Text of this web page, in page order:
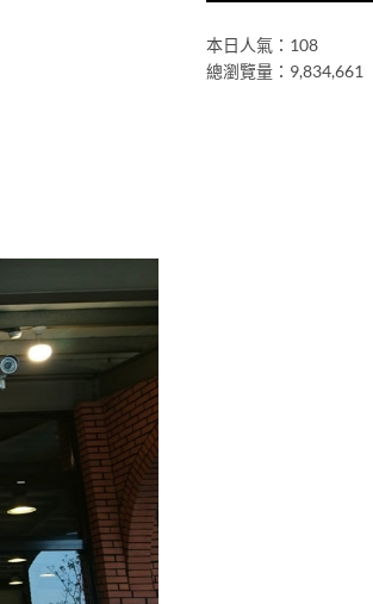
本日人氣：108
總瀏覽量：9,834,661